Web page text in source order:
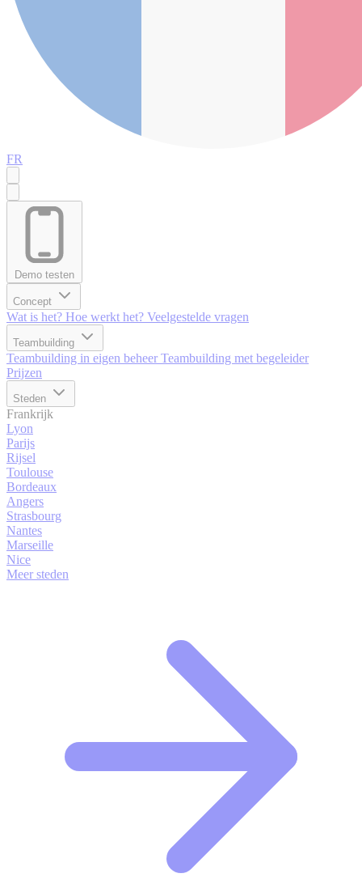
FR
Demo testen
Concept
Wat is het? Hoe werkt het? Veelgestelde vragen
Teambuilding
Teambuilding in eigen beheer Teambuilding met begeleider
Prijzen
Steden
Frankrijk
Lyon
Parijs
Rijsel
Toulouse
Bordeaux
Angers
Strasbourg
Nantes
Marseille
Nice
Meer steden